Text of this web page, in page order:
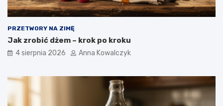
PRZETWORY NA ZIMĘ
Jak zrobić dżem – krok po kroku
4 sierpnia 2026 Anna Kowalczyk